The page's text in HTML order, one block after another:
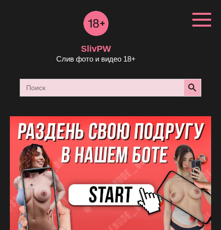
SlivPW
Слив фото и видео 18+
Search
for:
Search Button